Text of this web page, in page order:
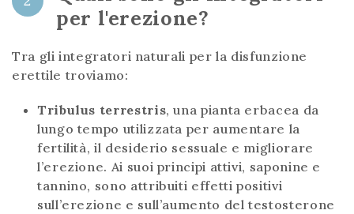
per l'erezione?
Tra gli integratori naturali per la disfunzione
erettile troviamo:
Tribulus terrestris, una pianta erbacea da
lungo tempo utilizzata per aumentare la
fertilità, il desiderio sessuale e migliorare
l’erezione. Ai suoi principi attivi, saponine e
tannino, sono attribuiti effetti positivi
sull’erezione e sull’aumento del testosterone